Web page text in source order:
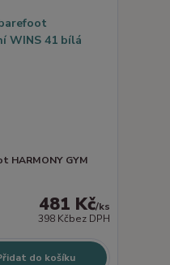
HARMONY GYM
481 Kč/ks
398 Kčbez DPH
do košíku